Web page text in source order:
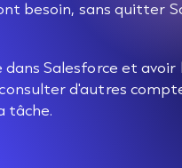
besoin, sans quitter
Salesforce et avoir
d'autres
tâche.